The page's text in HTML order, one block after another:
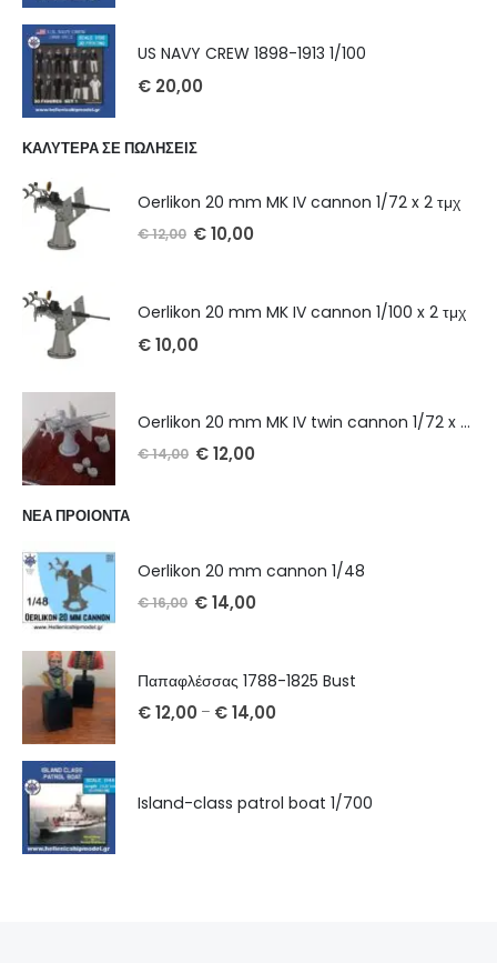
US NAVY CREW 1898-1913 1/100
€ 20,00
ΚΑΛΥΤΕΡΑ ΣΕ ΠΩΛΗΣΕΙΣ
Oerlikon 20 mm MK IV cannon 1/72 x 2 τμχ
€12,00 €10,00
Oerlikon 20 mm MK IV cannon 1/100 x 2 τμχ
€10,00
Oerlikon 20 mm MK IV twin cannon 1/72 x 2 τμχ
€14,00 €12,00
ΝΕΑ ΠΡΟΙΟΝΤΑ
Oerlikon 20 mm cannon 1/48
€16,00 €14,00
Παπαφλέσσας 1788-1825 Bust
€12,00 – €14,00
Island-class patrol boat 1/700